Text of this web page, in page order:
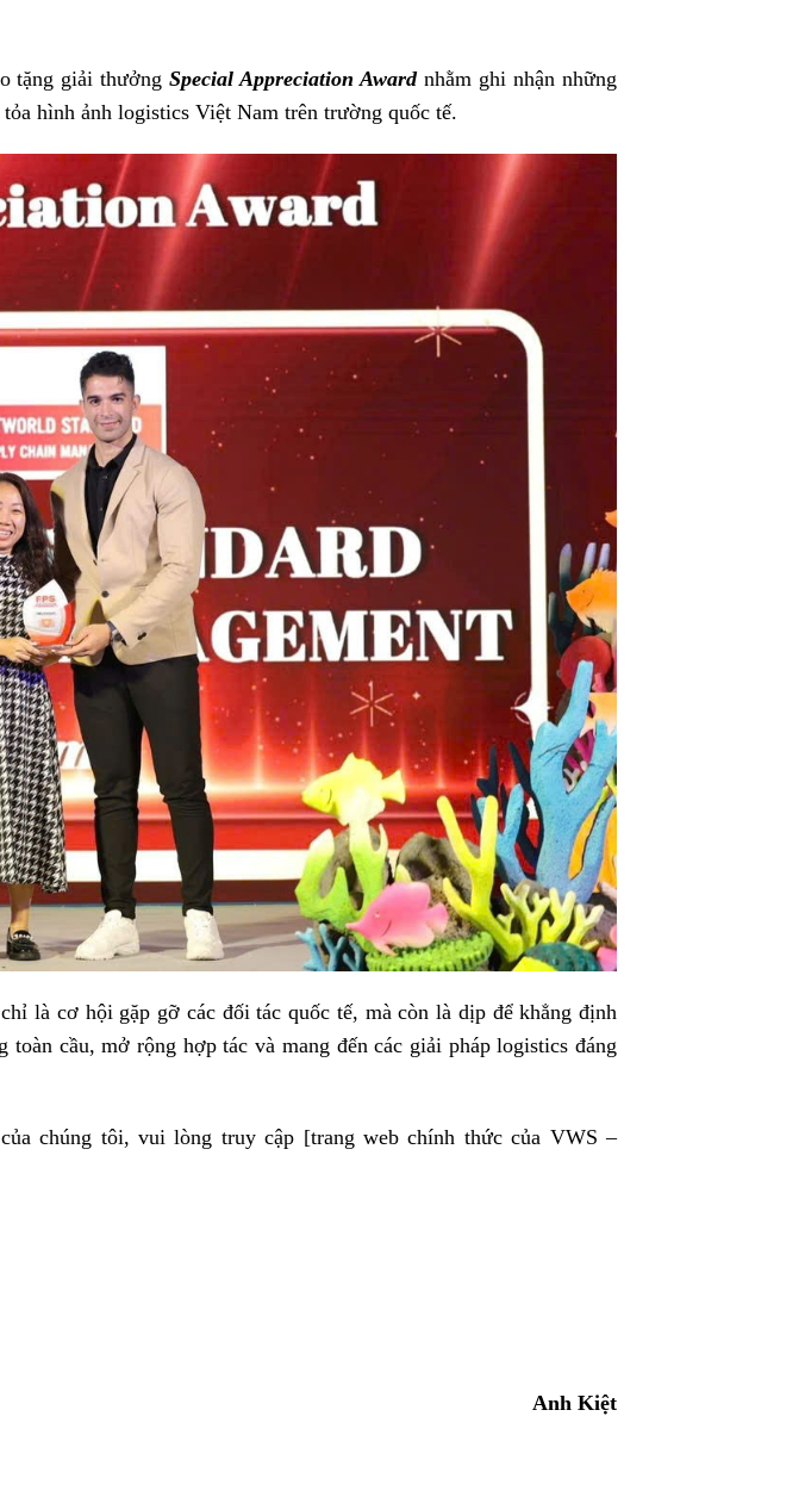
tặng giải thưởngSpecial Appreciation Awardnhằm ghi nhận những
hình ảnh logistics Việt Nam trên trường quốc tế.
là cơ hội gặp gỡ các đối tác quốc tế, mà còn là dịp để khẳng định
cầu, mở rộng hợp tác và mang đến các giải pháp logistics đáng
chúng tôi, vui lòng truy cập [trang web chính thức của VWS –
Anh Kiệt